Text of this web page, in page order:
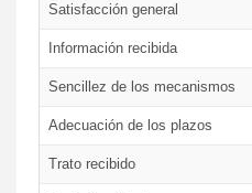
Satisfacción general
Información recibida
Sencillez de los mecanismos
Adecuación de los plazos
Trato recibido